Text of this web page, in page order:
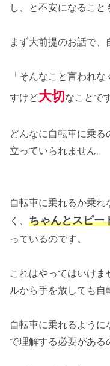
し、と不安になること
まず大前提のお話で、
「そんなこと言われ
すけど大切なことで
どんなに自転車に乗
立っていられません。
自転車に乗れるか乗
く、 ちゃんとスピー
っているのです。
これはやってはいけ
ルから手を放しても自
自転車に乗れるよう
で理解する必要がある